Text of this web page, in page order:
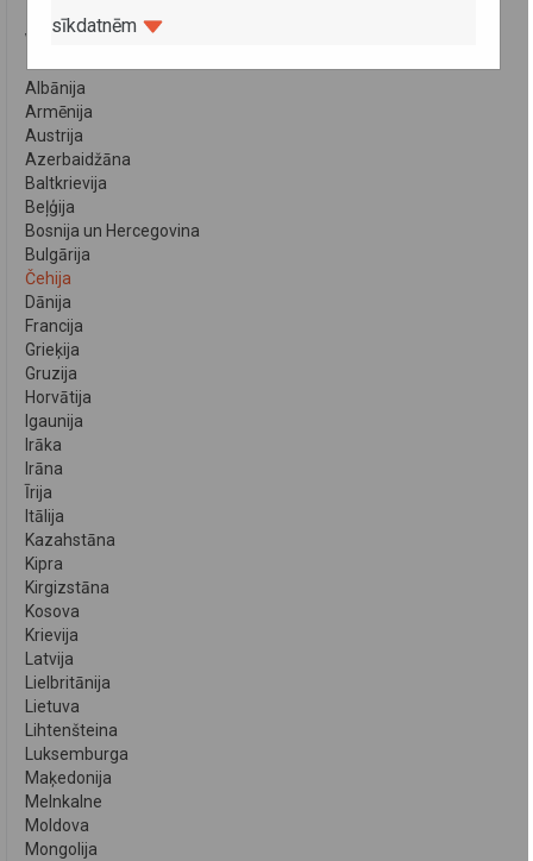
VALSTIS
Albānija
Armēnija
Austrija
Azerbaidžāna
Baltkrievija
Beļģija
Bosnija un Hercegovina
Bulgārija
Čehija
Dānija
Francija
Grieķija
Gruzija
Horvātija
Igaunija
Irāka
Irāna
Īrija
Itālija
Kazahstāna
Kipra
Kirgizstāna
Kosova
Krievija
Latvija
Lielbritānija
Lietuva
Lihtenšteina
Luksemburga
Maķedonija
Melnkalne
Moldova
Mongolija
sīkdatnēm